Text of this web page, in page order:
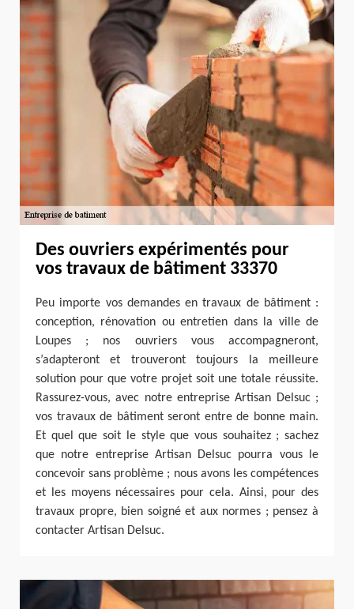
Des ouvriers expérimentés pour
vos travaux de bâtiment 33370
Peu importe vos demandes en travaux de bâtiment :
conception, rénovation ou entretien dans la ville de
Loupes ; nos ouvriers vous accompagneront,
s’adapteront et trouveront toujours la meilleure
solution pour que votre projet soit une totale réussite.
Rassurez-vous, avec notre entreprise Artisan Delsuc ;
vos travaux de bâtiment seront entre de bonne main.
Et quel que soit le style que vous souhaitez ; sachez
que notre entreprise Artisan Delsuc pourra vous le
concevoir sans problème ; nous avons les compétences
et les moyens nécessaires pour cela. Ainsi, pour des
travaux propre, bien soigné et aux normes ; pensez à
contacter Artisan Delsuc.